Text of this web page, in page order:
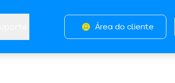
Área do cliente